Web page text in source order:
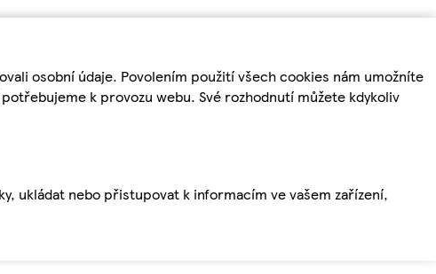
osobní údaje. Povolením použití všech cookies nám umožníte
k provozu webu. Své rozhodnutí můžete kdykoliv
ukládat nebo přistupovat k informacím ve vašem zařízení,